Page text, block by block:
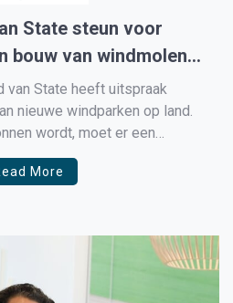
State steun voor
bouw van windmolens
van State heeft uitspraak
nieuwe windparken op land.
wordt, moet er een
over onder meer de
molens zullen produceren.
More